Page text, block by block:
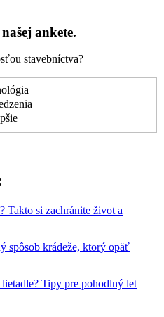
ankete.
stavebníctva?
Takto si zachránite život a
spôsob krádeže, ktorý opäť
Tipy pre pohodlný let